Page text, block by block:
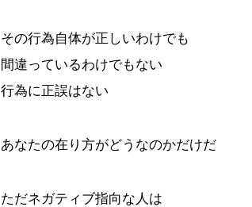
その行為自体が正しいわけでも
間違っているわけでもない
行為に正誤はない
あなたの在り方がどうなのかだけだ
ただネガティブ指向な人は